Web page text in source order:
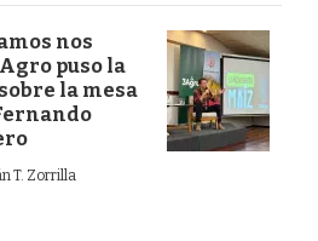
nos
puso la
la mesa
T. Zorrilla